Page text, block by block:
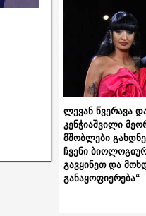
ლევან წვერავა
კენჭიაშვილი
მშობლები
ჩვენი
გავყინეთ და
განაყოფიერება“